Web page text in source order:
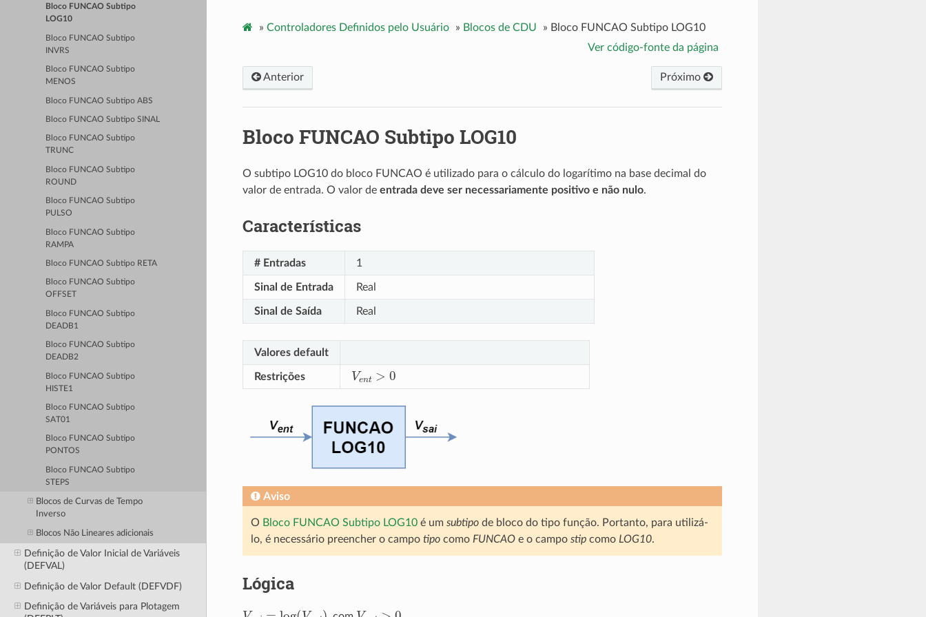
Bloco FUNCAO Subtipo
LOG10
Bloco FUNCAO Subtipo
INVRS
Bloco FUNCAO Subtipo
MENOS
Bloco FUNCAO Subtipo ABS
Bloco FUNCAO Subtipo SINAL
Bloco FUNCAO Subtipo
TRUNC
Bloco FUNCAO Subtipo
ROUND
Bloco FUNCAO Subtipo
PULSO
Bloco FUNCAO Subtipo
RAMPA
Bloco FUNCAO Subtipo RETA
Bloco FUNCAO Subtipo
OFFSET
Bloco FUNCAO Subtipo
DEADB1
Bloco FUNCAO Subtipo
DEADB2
Bloco FUNCAO Subtipo
HISTE1
Bloco FUNCAO Subtipo
SAT01
Bloco FUNCAO Subtipo
PONTOS
Bloco FUNCAO Subtipo
STEPS
Blocos de Curvas de Tempo
Inverso
Blocos Não Lineares adicionais
Definição de Valor Inicial de Variáveis
(DEFVAL)
Definição de Valor Default (DEFVDF)
Definição de Variáveis para Plotagem
» Controladores Definidos pelo Usuário » Blocos de CDU » Bloco FUNCAO Subtipo LOG10
Ver código-fonte da página
Próximo
Anterior
Bloco FUNCAO Subtipo LOG10
O subtipo LOG10 do bloco FUNCAO é utilizado para o cálculo do logarítimo na base decimal do
valor de entrada. O valor de entrada deve ser necessariamente positivo e não nulo.
Características
# Entradas 1
Sinal de Entrada Real
Sinal de Saída Real
Valores default
Restrições Ve t 0
Aviso
O Bloco FUNCAO Subtipo LOG10é um subtipode bloco do tipo função. Portanto, para utilizá-
lo, é necessário preencher o campo tipocomo FUNCAOe o campo stipcomo LOG10.
Lógica
Vs log Ven ) Ve t 0